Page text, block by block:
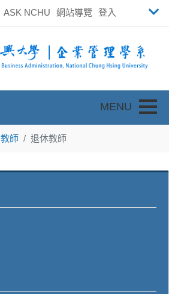
ASK NCHU 網站導覽 登入
教師 退休教師